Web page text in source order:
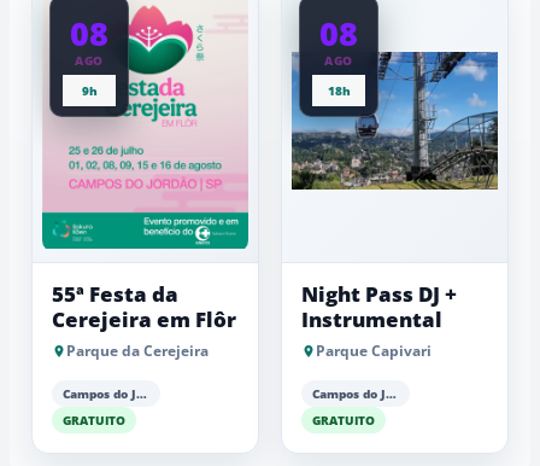
08
AGO
9h
55ª Festa da
Cerejeira em Flôr
Parque da Cerejeira
Campos do Jordão
GRATUITO
08
AGO
18h
Night Pass DJ +
Instrumental
Parque Capivari
Campos do Jordão
GRATUITO